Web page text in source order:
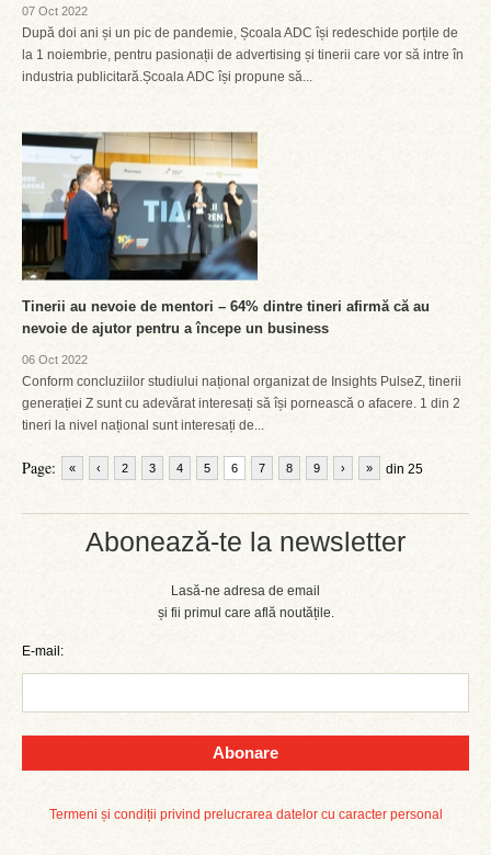
Abonează-te la newsletter
Lasă-ne adresa de email
și fii primul care află noutățile.
E-mail:
Abonare
Termeni și condiții privind prelucrarea datelor cu caracter personal
07 Oct 2022
După doi ani și un pic de pandemie, Școala ADC își redeschide porțile de
la 1 noiembrie, pentru pasionații de advertising și tinerii care vor să intre în
industria publicitară.Școala ADC își propune să...
Tinerii au nevoie de mentori – 64% dintre tineri afirmă că au
nevoie de ajutor pentru a începe un business
06 Oct 2022
Conform concluziilor studiului național organizat de Insights PulseZ, tinerii
generației Z sunt cu adevărat interesați să își pornească o afacere. 1 din 2
tineri la nivel național sunt interesați de...
Page: « ‹ 2 3 4 5 6 7 8 9 din 25
› »